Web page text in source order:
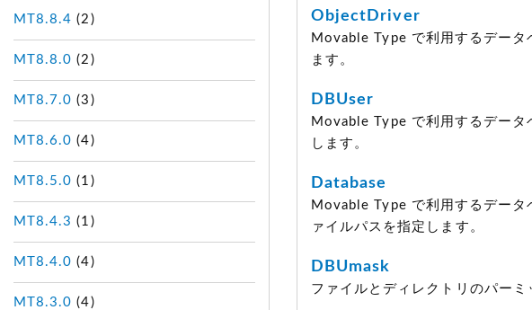
ObjectDriver
Movable Type で利用するデータ
ます。
DBUser
Movable Type で利用するデータ
します。
Database
Movable Type で利用するデータ
ァイルパスを指定します。
DBUmask
ファイルとディレクトリのパーミ
MT8.8.4 (2)
MT8.8.0 (2)
MT8.7.0 (3)
MT8.6.0 (4)
MT8.5.0 (1)
MT8.4.3 (1)
MT8.4.0 (4)
MT8.3.0 (4)